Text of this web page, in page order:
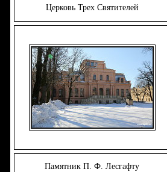
Церковь Трех Святителей
Памятник П. Ф. Лесгафту